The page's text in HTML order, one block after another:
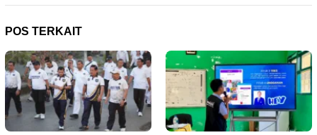
POS TERKAIT